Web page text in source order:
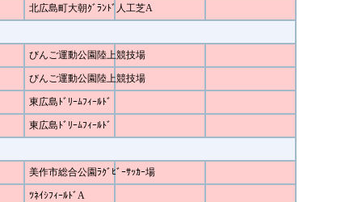
北広島町大朝ｸﾞﾗﾝﾄﾞ人工芝A
びんご運動公園陸上競技場
びんご運動公園陸上競技場
東広島ﾄﾞﾘｰﾑﾌｨｰﾙﾄﾞ
東広島ﾄﾞﾘｰﾑﾌｨｰﾙﾄﾞ
美作市総合公園ﾗｸﾞﾋﾞｰｻｯｶｰ場
ﾂﾈｲｼﾌｨｰﾙﾄﾞA